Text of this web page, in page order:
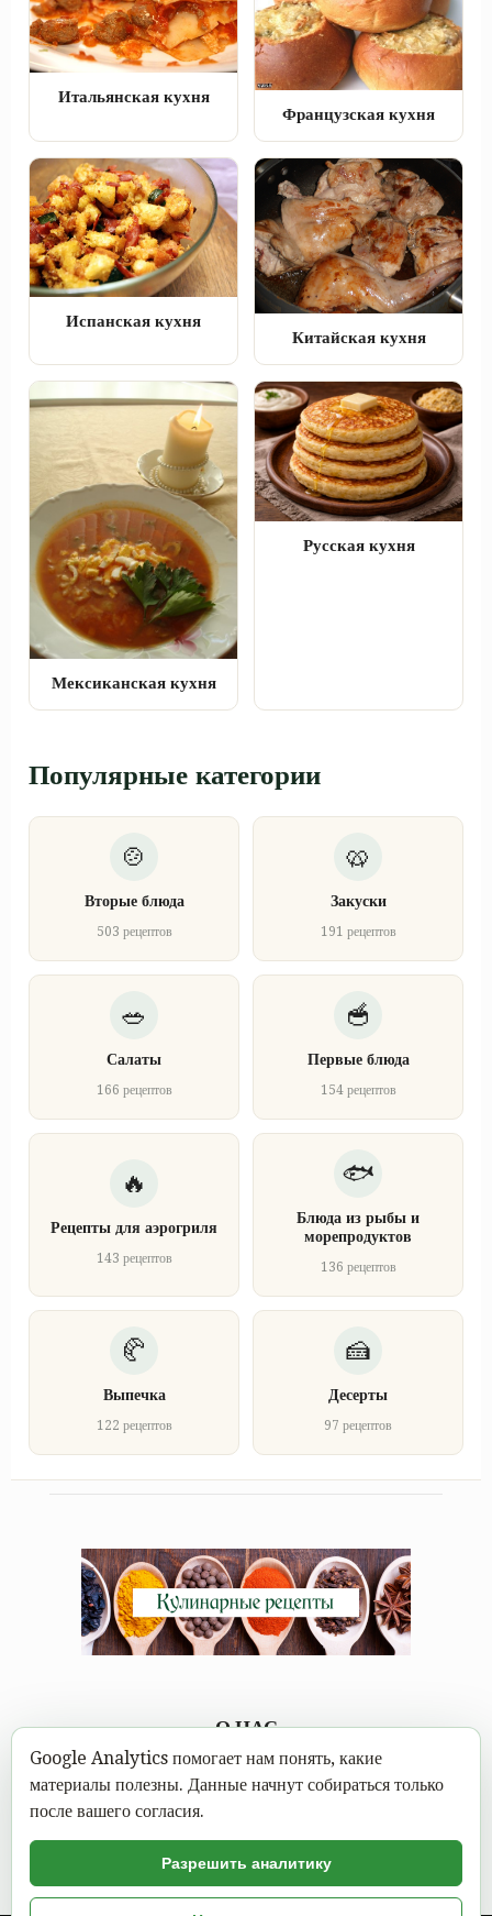
Итальянская кухня
Французская кухня
Испанская кухня
Китайская кухня
Мексиканская кухня
Русская кухня
Популярные категории
Вторые блюда
503 рецептов
Закуски
191 рецептов
Салаты
166 рецептов
Первые блюда
154 рецептов
Рецепты для аэрогриля
143 рецептов
Блюда из рыбы и
морепродуктов
136 рецептов
Выпечка
122 рецептов
Десерты
97 рецептов
О НАС
Каждому под силу научиться вкусно готовить, а в
современном мире это можно сделать не выходя из дома.
кулинарными рецептами, выбрать вкусное блюдо и следовать
Google Analytics помогает нам понять, какие
материалы полезны. Данные начнут собираться только
после вашего согласия.
Разрешить аналитику